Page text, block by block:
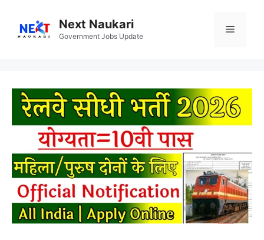
content
Next Naukari
Government Jobs Update
Menu